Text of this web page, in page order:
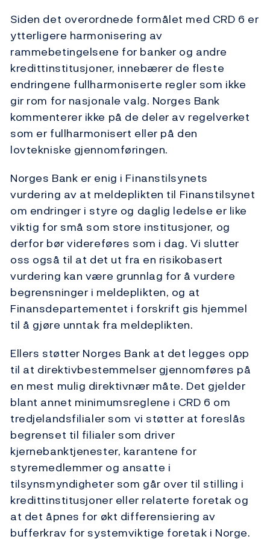
Siden det overordnede formålet med CRD 6 er
ytterligere harmonisering av
rammebetingelsene for banker og andre
kredittinstitusjoner, innebærer de fleste
endringene fullharmoniserte regler som ikke
gir rom for nasjonale valg. Norges Bank
kommenterer ikke på de deler av regelverket
som er fullharmonisert eller på den
lovtekniske gjennomføringen.
Norges Bank er enig i Finanstilsynets
vurdering av at meldeplikten til Finanstilsynet
om endringer i styre og daglig ledelse er like
viktig for små som store institusjoner, og
derfor bør videreføres som i dag. Vi slutter
oss også til at det ut fra en risikobasert
vurdering kan være grunnlag for å vurdere
begrensninger i meldeplikten, og at
Finansdepartementet i forskrift gis hjemmel
til å gjøre unntak fra meldeplikten.
Ellers støtter Norges Bank at det legges opp
til at direktivbestemmelser gjennomføres på
en mest mulig direktivnær måte. Det gjelder
blant annet minimumsreglene i CRD 6 om
tredjelandsfilialer som vi støtter at foreslås
begrenset til filialer som driver
kjernebanktjenester, karantene for
styremedlemmer og ansatte i
tilsynsmyndigheter som går over til stilling i
kredittinstitusjoner eller relaterte foretak og
at det åpnes for økt differensiering av
bufferkrav for systemviktige foretak i Norge.